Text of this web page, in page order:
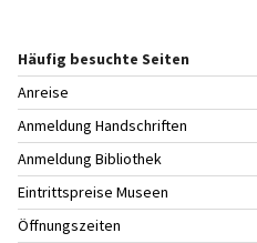
Häufig besuchte Seiten
Anreise
Anmeldung Handschriften
Anmeldung Bibliothek
Eintrittspreise Museen
Öffnungszeiten